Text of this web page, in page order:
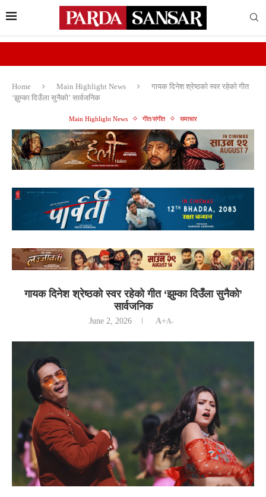
Home Main Highlight News
गायक दिनेश श्रेष्ठकाे स्वर रहेको गीत
‘झुम्का दिउँला सुनैको’ सार्वजनिक
Main Highlight News गीत/संगीत समाचार
गायक दिनेश श्रेष्ठकाे स्वर रहेको गीत ‘झुम्का दिउँला सुनैको’
सार्वजनिक
June 2, 2026 A+A-